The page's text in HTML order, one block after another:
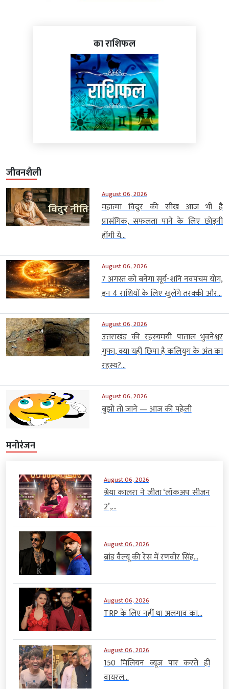
का राशिफल
जीवनशैली
August 06, 2026
महात्मा विदुर की सीख आज भी है
प्रासंगिक, सफलता पाने के लिए छोड़नी
होंगी ये...
August 06, 2026
7 अगस्त को बनेगा सूर्य-शनि नवपंचम योग,
इन 4 राशियों के लिए खुलेंगे तरक्की और...
August 06, 2026
उत्तराखंड की रहस्यमयी पाताल भुवनेश्वर
गुफा, क्या यहीं छिपा है कलियुग के अंत का
रहस्य?...
August 06, 2026
बुझो तो जाने — आज की पहेली
मनोरंजन
August 06, 2026
श्रेया कालरा ने जीता ‘लॉकअप सीजन
2’,...
August 06, 2026
ब्रांड वैल्यू की रेस में रणवीर सिंह...
August 06, 2026
TRP के लिए नहीं था अलगाव का...
August 06, 2026
150 मिलियन व्यूज पार करते ही
वायरल...